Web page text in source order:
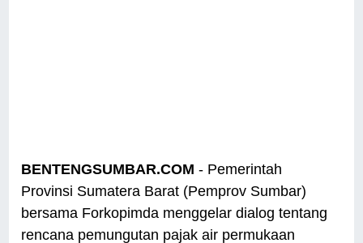
BENTENGSUMBAR.COM - Pemerintah
Provinsi Sumatera Barat (Pemprov Sumbar)
bersama Forkopimda menggelar dialog tentang
rencana pemungutan pajak air permukaan